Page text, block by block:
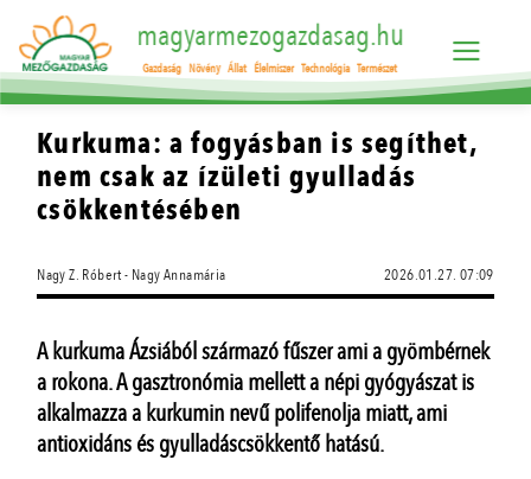
magyarmezogazdasag.hu
Gazdaság Növény Állat Élelmiszer Technológia Természet
Kurkuma: a fogyásban is segíthet,
nem csak az ízületi gyulladás
csökkentésében
Nagy Z. Róbert - Nagy Annamária 2026.01.27. 07:09
A kurkuma Ázsiából származó fűszer ami a gyömbérnek
a rokona. A gasztronómia mellett a népi gyógyászat is
alkalmazza a kurkumin nevű polifenolja miatt, ami
antioxidáns és gyulladáscsökkentő hatású.